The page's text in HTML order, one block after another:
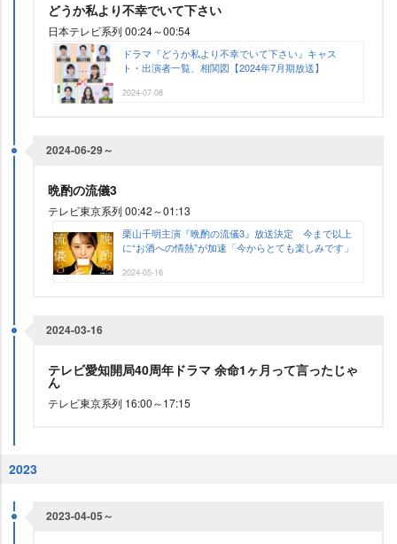
どうか私より不幸でいて下さい
日本テレビ系列 00:24～00:54
ドラマ『どうか私より不幸でいて下さい』キャス
ト・出演者一覧、相関図【2024年7月期放送】
2024-07-08
2024-06-29～
晩酌の流儀3
テレビ東京系列 00:42～01:13
栗山千明主演『晩酌の流儀3』放送決定 今まで以上
に“お酒への情熱”が加速「今からとても楽しみです」
2024-05-16
2024-03-16
テレビ愛知開局40周年ドラマ 余命1ヶ月って言ったじゃ
ん
テレビ東京系列 16:00～17:15
2023
2023-04-05～